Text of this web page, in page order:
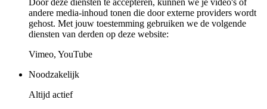
Door deze diensten te accepteren, kunnen we je video's of
andere media-inhoud tonen die door externe providers wordt
gehost. Met jouw toestemming gebruiken we de volgende
diensten van derden op deze website:
Vimeo, YouTube
Noodzakelijk
Altijd actief